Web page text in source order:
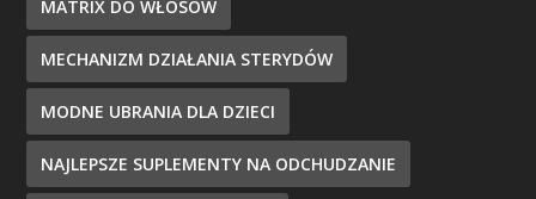
MATRIX DO WŁOSÓW
MECHANIZM DZIAŁANIA STERYDÓW
MODNE UBRANIA DLA DZIECI
NAJLEPSZE SUPLEMENTY NA ODCHUDZANIE